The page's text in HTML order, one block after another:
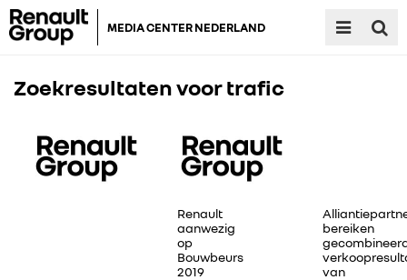
MEDIA CENTER NEDERLAND
Zoekresultaten voortrafic
Renault
aanwezig
op
Bouwbeurs
2019
bereiken
van